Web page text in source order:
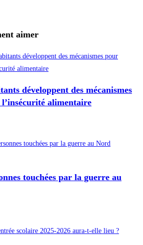
aimer
développent des mécanismes
alimentaire
touchées par la guerre au